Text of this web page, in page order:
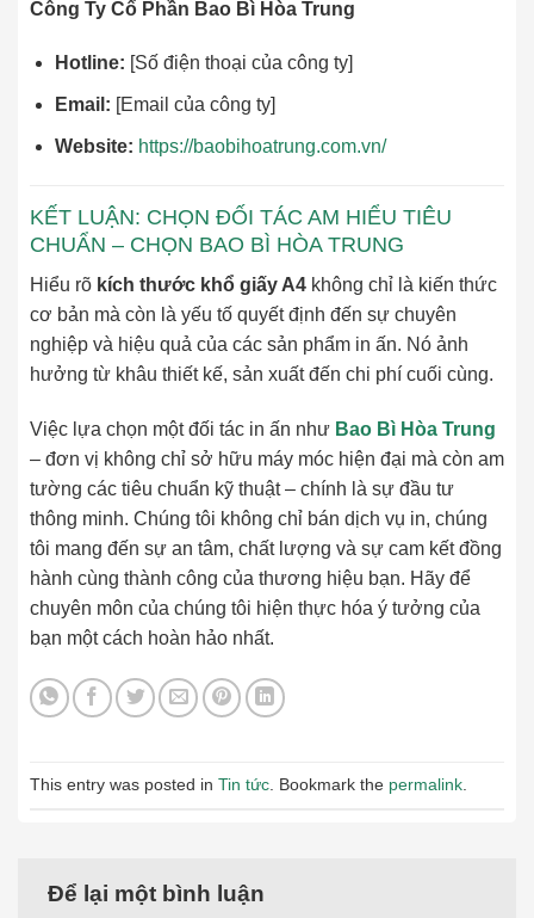
Công Ty Cổ Phần Bao Bì Hòa Trung
Hotline: [Số điện thoại của công ty]
Email: [Email của công ty]
Website: https://baobihoatrung.com.vn/
KẾT LUẬN: CHỌN ĐỐI TÁC AM HIỂU TIÊU
CHUẨN – CHỌN BAO BÌ HÒA TRUNG
Hiểu rõ kích thước khổ giấy A4 không chỉ là kiến thức
cơ bản mà còn là yếu tố quyết định đến sự chuyên
nghiệp và hiệu quả của các sản phẩm in ấn. Nó ảnh
hưởng từ khâu thiết kế, sản xuất đến chi phí cuối cùng.
Việc lựa chọn một đối tác in ấn như Bao Bì Hòa Trung
– đơn vị không chỉ sở hữu máy móc hiện đại mà còn am
tường các tiêu chuẩn kỹ thuật – chính là sự đầu tư
thông minh. Chúng tôi không chỉ bán dịch vụ in, chúng
tôi mang đến sự an tâm, chất lượng và sự cam kết đồng
hành cùng thành công của thương hiệu bạn. Hãy để
chuyên môn của chúng tôi hiện thực hóa ý tưởng của
bạn một cách hoàn hảo nhất.
This entry was posted in Tin tức . Bookmark the permalink
Để lại một bình luận